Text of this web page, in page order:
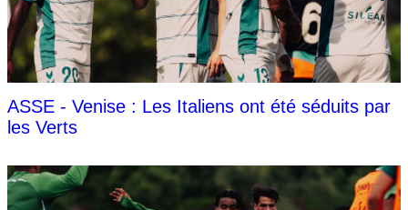
ASSE - Venise : Les Italiens ont été séduits par
les Verts